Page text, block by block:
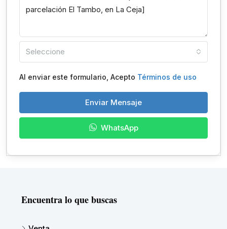
Seleccione
Al enviar este formulario, Acepto Términos de uso
Enviar Mensaje
WhatsApp
Encuentra lo que buscas